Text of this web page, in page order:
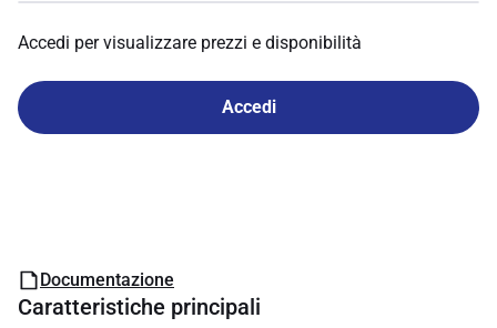
Accedi per visualizzare prezzi e disponibilità
Accedi
Documentazione
Caratteristiche principali